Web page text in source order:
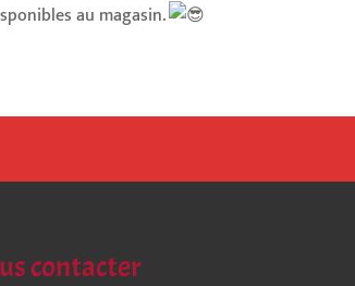
au magasin.
contacter